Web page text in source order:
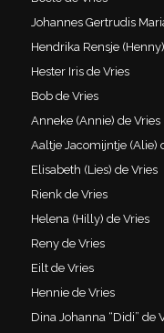
Johannes Gertrudis
Hendrika Rensje
Hester Iris de Vries
Bob de Vries
Anneke (Annie) de Vries
Aaltje Jacomijntje (Alie)
Elisabeth (Lies) de Vries
Rienk de Vries
Helena (Hilly) de Vries
Reny de Vries
Eilt de Vries
Hennie de Vries
Dina Johanna “Didi” de